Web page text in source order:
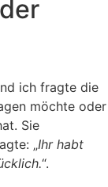
ich fragte die
möchte oder
Sie
„Ihr habt
“.